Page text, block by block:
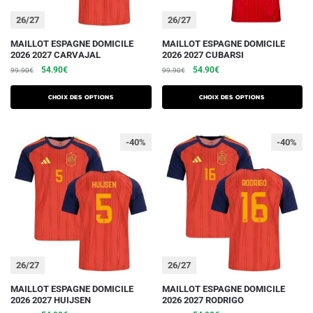
du
du
26/27
MAILLOT ESPAGNE DOMICILE
2026 2027 CARVAJAL
99.90€
Le
initial
était :
54.90€Le
actuel
est :
Choix des options
Ce
produit
a
plusieurs
variations.
options
peuvent
être
choisies
du
26/27
MAILLOT ESPAGNE DOMICILE
2026 2027 CUBARSI
99.90€
Le
initial
était :
54.90€Le
actuel
est :
Choix des options
Ce
produit
a
plusieurs
variations.
options
peuvent
être
du
26/27
-40%
MAILLOT ESPAGNE DOMICILE
2026 2027 HUIJSEN
Ce
produit
26/27
-40%
MAILLOT ESPAGNE DOMICILE
2026 2027 RODRIGO
Ce
produit